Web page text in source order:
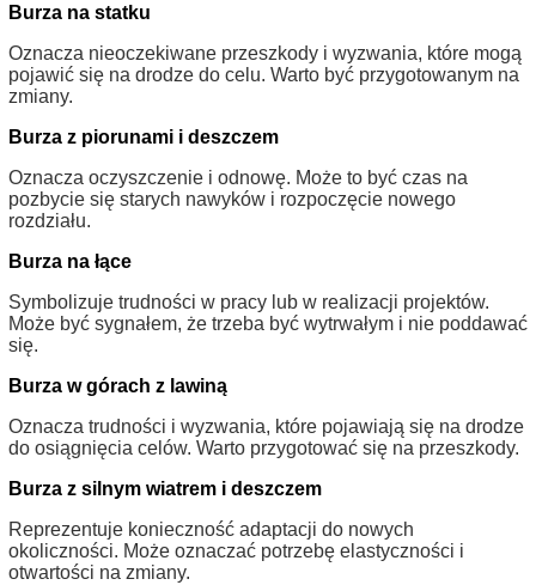
Burza na statku
Oznacza nieoczekiwane przeszkody i wyzwania, które mogą
pojawić się na drodze do celu. Warto być przygotowanym na
zmiany.
Burza z piorunami i deszczem
Oznacza oczyszczenie i odnowę. Może to być czas na
pozbycie się starych nawyków i rozpoczęcie nowego
rozdziału.
Burza na łące
Symbolizuje trudności w pracy lub w realizacji projektów.
Może być sygnałem, że trzeba być wytrwałym i nie poddawać
się.
Burza w górach z lawiną
Oznacza trudności i wyzwania, które pojawiają się na drodze
do osiągnięcia celów. Warto przygotować się na przeszkody.
Burza z silnym wiatrem i deszczem
Reprezentuje konieczność adaptacji do nowych
okoliczności. Może oznaczać potrzebę elastyczności i
otwartości na zmiany.